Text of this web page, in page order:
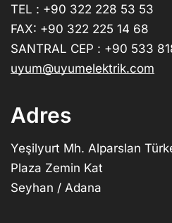
TEL : +90 322 228 53 53
FAX: +90 322 225 14 68
SANTRAL CEP : +90 533
uyum@uyumelektrik.com
Adres
Yeşilyurt Mh. Alparslan
Plaza Zemin Kat
Seyhan / Adana